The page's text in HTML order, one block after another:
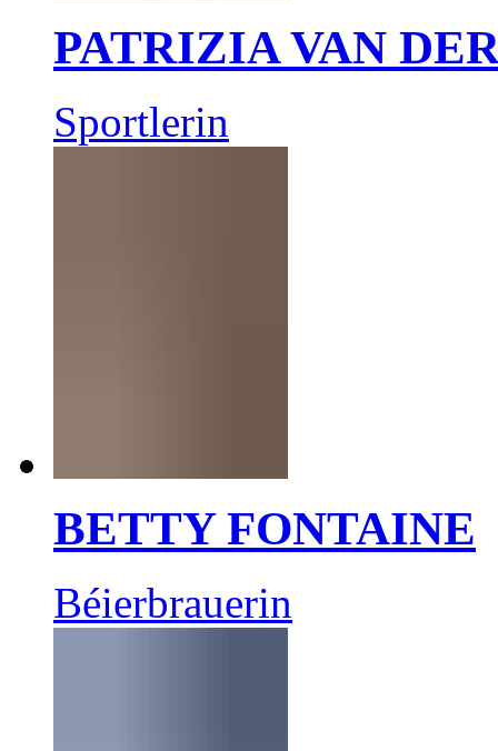
PATRIZIA VAN
Sportlerin
BETTY FONTAINE
Béierbrauerin